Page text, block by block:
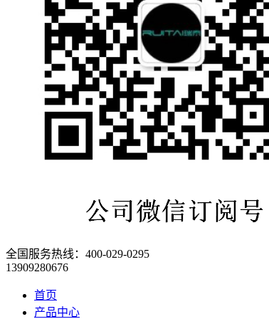
全国服务热线： 400-029-0295
13909280676
首页
产品中心